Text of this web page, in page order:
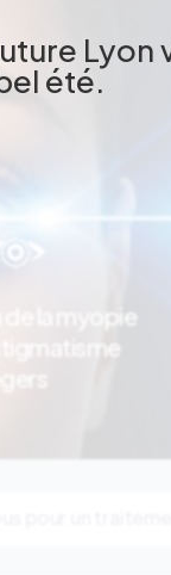
de la myopie
Lyon
été.